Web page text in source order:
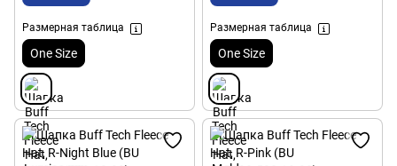
Размерная таблица
One Size
Размерная таблица
One Size